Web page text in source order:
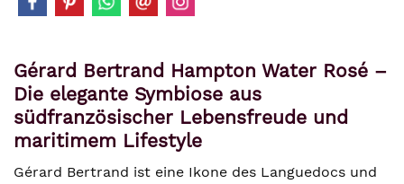
Gérard Bertrand Hampton Water Rosé –
Die elegante Symbiose aus
südfranzösischer Lebensfreude und
maritimem Lifestyle
Gérard Bertrand ist eine Ikone des Languedocs und